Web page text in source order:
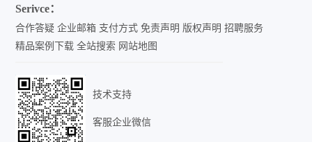
Serivce：
合作答疑 企业邮箱 支付方式 免责声明 版权声明 招聘服务
精品案例下载 全站搜索 网站地图
技术支持
客服企业微信